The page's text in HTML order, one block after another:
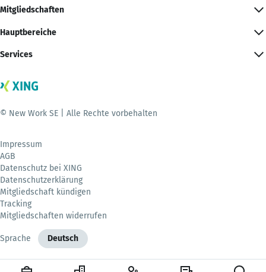
Mitgliedschaften
Hauptbereiche
Services
© New Work SE | Alle Rechte vorbehalten
Impressum
AGB
Datenschutz bei XING
Datenschutzerklärung
Mitgliedschaft kündigen
Tracking
Mitgliedschaften widerrufen
Sprache Deutsch